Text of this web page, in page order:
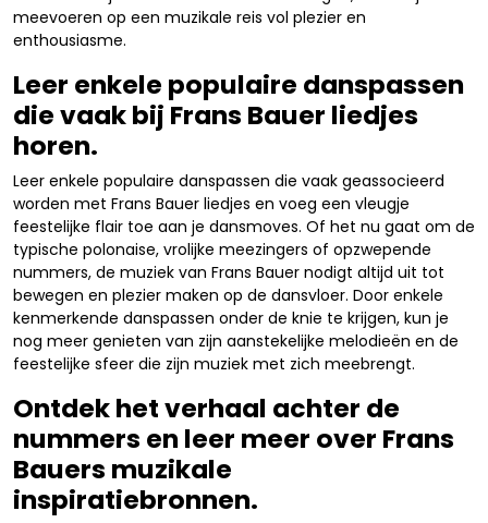
meevoeren op een muzikale reis vol plezier en
enthousiasme.
Leer enkele populaire danspassen
die vaak bij Frans Bauer liedjes
horen.
Leer enkele populaire danspassen die vaak geassocieerd
worden met Frans Bauer liedjes en voeg een vleugje
feestelijke flair toe aan je dansmoves. Of het nu gaat om de
typische polonaise, vrolijke meezingers of opzwepende
nummers, de muziek van Frans Bauer nodigt altijd uit tot
bewegen en plezier maken op de dansvloer. Door enkele
kenmerkende danspassen onder de knie te krijgen, kun je
nog meer genieten van zijn aanstekelijke melodieën en de
feestelijke sfeer die zijn muziek met zich meebrengt.
Ontdek het verhaal achter de
nummers en leer meer over Frans
Bauers muzikale
inspiratiebronnen.